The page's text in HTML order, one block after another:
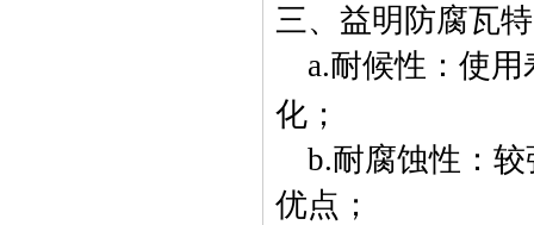
三、益明防腐瓦
a.耐候性：使
化；
b.耐腐蚀性：
优点；